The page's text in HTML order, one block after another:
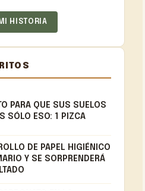
HISTORIA
PARA QUE SUS SUELOS
SÓLO ESO: 1 PIZCA
DE PAPEL HIGIÉNICO
Y SE SORPRENDERÁ